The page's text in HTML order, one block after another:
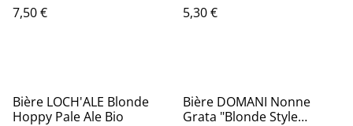
7,50 € 5,30 €
Bière LOCH'ALE Blonde
Hoppy Pale Ale Bio
Bière DOMANI Nonne
Grata "Blonde Style